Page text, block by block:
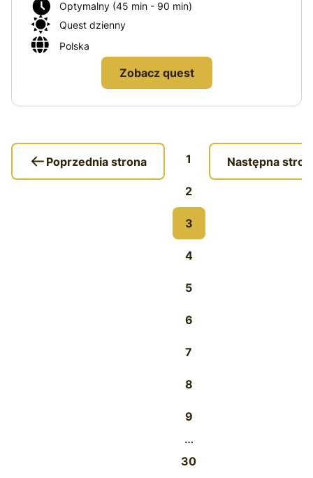
Optymalny (45 min - 90 min)
Quest dzienny
Polska
Zobacz quest
Poprzednia strona 1
2
3
4
5
6
7
8
9
…
30
Następna